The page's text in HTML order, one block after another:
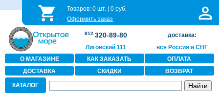
Товаров:0 шт. |0 руб.
Оформить заказ
812 320-89-80
Лиговский 111
доставка:
вся Россия и СНГ
О МАГАЗИНЕ
КАК ЗАКАЗАТЬ
ОПЛАТА
ДОСТАВКА
СКИДКИ ВОЗВРАТ
КАТАЛОГ